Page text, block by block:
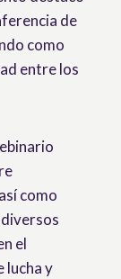
de
como
entre los
como
el
lucha y